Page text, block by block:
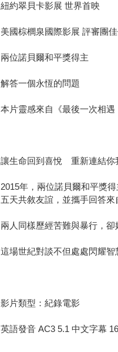
紐約翠貝卡影展 世界首映
美國棕櫚泉國際影展 評審團
兩位諾貝爾和平獎得主
解答一個永恆的問題
本片靈感來自《最後一次相
讓生命回到喜悅 重新連結你
2015年，兩位諾貝爾和平獎
五天共敘友誼，並攜手回答來
兩人同樣歷經苦難與暴行，
這場世紀對談不但處處閃耀智
影片類型：紀錄電影
英語發音 AC3 5.1 中文字幕